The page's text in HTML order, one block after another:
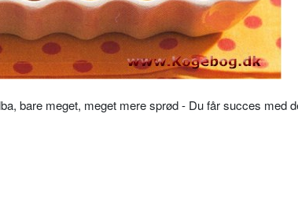
bare meget, meget mere sprød - Du får succes med